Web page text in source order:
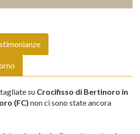
su Crocifisso di Bertinoro in
(FC) non ci sono state ancora